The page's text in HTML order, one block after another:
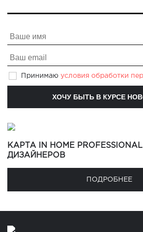
Принимаю условия обработки
КАРТА IN HOME
ДИЗАЙНЕРОВ
ПОДРОБНЕЕ